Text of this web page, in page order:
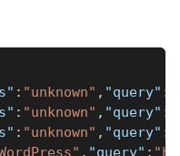
: "unknown" , "query" :
: "unknown" , "query" :
: "unknown" , "query" :
, "query" :